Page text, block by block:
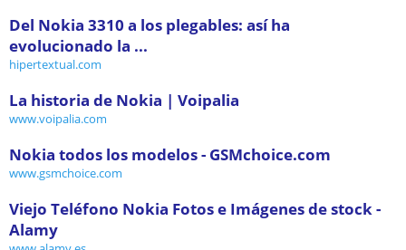
Del Nokia 3310 a los plegables: así ha
evolucionado la ...
hipertextual.com
La historia de Nokia | Voipalia
www.voipalia.com
Nokia todos los modelos - GSMchoice.com
www.gsmchoice.com
Viejo Teléfono Nokia Fotos e Imágenes de stock -
Alamy